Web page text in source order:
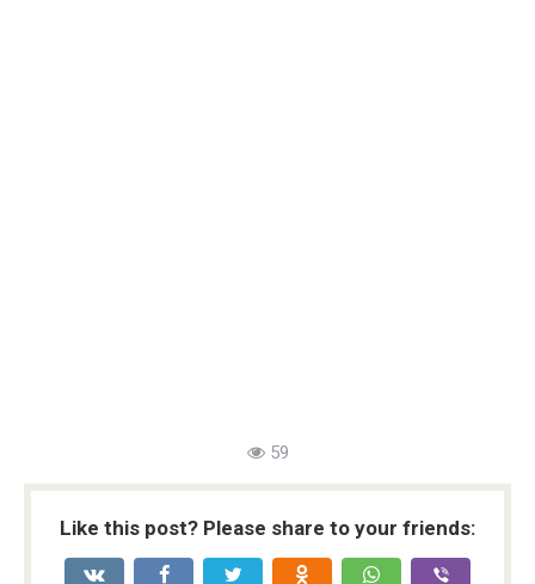
59
Like this post? Please share to your friends: